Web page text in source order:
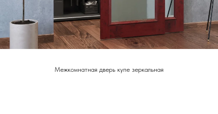
Межкомнатная дверь купе зеркальная